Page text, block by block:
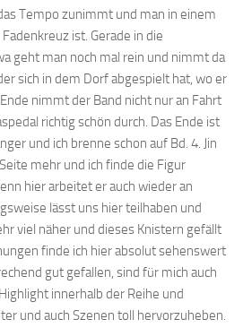
Tempo zunimmt und man in einem
ist. Gerade in die
geht man noch mal rein und nimmt da
sich in dem Dorf abgespielt hat, wo er
nimmt der Band nicht nur an Fahrt
richtig schön durch. Das Ende ist
und ich brenne schon auf Bd. 4. Jin
mehr und ich finde die Figur
hier arbeitet er auch wieder an
lässt uns hier teilhaben und
viel näher und dieses Knistern gefällt
finde ich hier absolut sehenswert
gut gefallen, sind für mich auch
innerhalb der Reihe und
und auch Szenen toll hervorzuheben.